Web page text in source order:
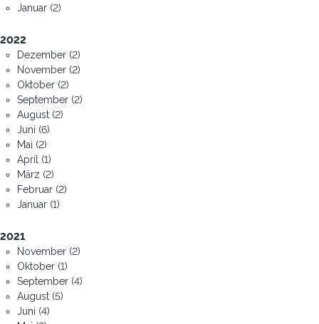
Januar (2)
2022
Dezember (2)
November (2)
Oktober (2)
September (2)
August (2)
Juni (6)
Mai (2)
April (1)
März (2)
Februar (2)
Januar (1)
2021
November (2)
Oktober (1)
September (4)
August (5)
Juni (4)